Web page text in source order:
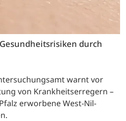
durch
warnt vor
von Krankheitserregern –
erworbene West-Nil-